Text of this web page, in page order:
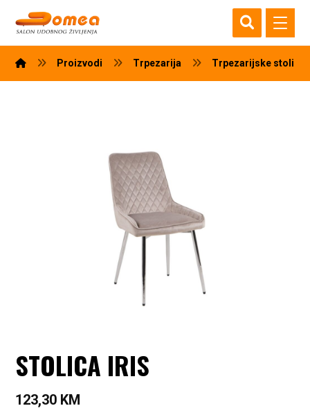
Proizvodi Trpezarija Trpezarijske stolice
STOLICA IRIS
123,30 KM